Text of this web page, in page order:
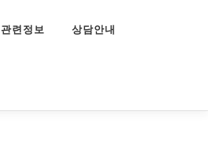
련정보 상담안내